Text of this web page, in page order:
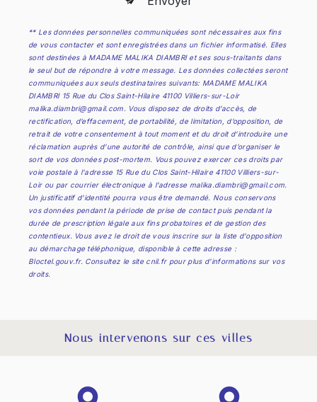
** Les données personnelles communiquées sont nécessaires aux fins
de vous contacter et sont enregistrées dans un fichier informatisé. Elles
sont destinées à MADAME MALIKA DIAMBRI et ses sous-traitants dans
le seul but de répondre à votre message. Les données collectées seront
communiquées aux seuls destinataires suivants: MADAME MALIKA
DIAMBRI 15 Rue du Clos Saint-Hilaire 41100 Villiers-sur-Loir
malika.diambri@gmail.com. Vous disposez de droits d’accès, de
rectification, d’effacement, de portabilité, de limitation, d’opposition, de
retrait de votre consentement à tout moment et du droit d’introduire une
réclamation auprès d’une autorité de contrôle, ainsi que d’organiser le
sort de vos données post-mortem. Vous pouvez exercer ces droits par
voie postale à l'adresse 15 Rue du Clos Saint-Hilaire 41100 Villiers-sur-
Loir ou par courrier électronique à l'adresse malika.diambri@gmail.com.
Un justificatif d'identité pourra vous être demandé. Nous conservons
vos données pendant la période de prise de contact puis pendant la
durée de prescription légale aux fins probatoires et de gestion des
contentieux. Vous avez le droit de vous inscrire sur la liste d'opposition
au démarchage téléphonique, disponible à cette adresse :
Bloctel.gouv.fr. Consultez le site cnil.fr pour plus d’informations sur vos
droits.
Nous intervenons sur ces villes